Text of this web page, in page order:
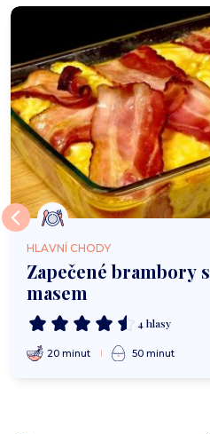
HLAVNÍ CHODY
Zapečené brambory
masem
4 hlasy
20 minut 50 minut